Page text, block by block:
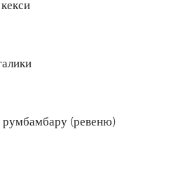
румбамбару (ревеню)